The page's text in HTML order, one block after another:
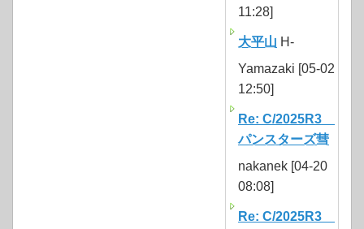
11:28]
大平山 H-
Yamazaki [05-02
12:50]
Re: C/2025R3
パンスターズ彗
nakanek [04-20
08:08]
Re: C/2025R3